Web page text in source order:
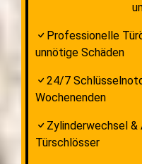
Professionelle
unnötige Schäden
24/7
Wochenenden
Zylinderwechsel
Türschlösser